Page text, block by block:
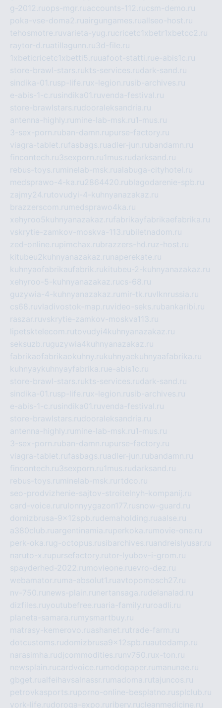
g-2012.ruops-mgr.ruaccounts-112.rucsm-demo.ru
poka-vse-doma2.ruairgungames.ruallseo-host.ru
tehosmotre.ruvarieta-yug.rucricetc1xbetr1xbetcc2.ru
raytor-d.ruatillagunn.ru3d-file.ru
1xbeticricetc1xbetti5.ruuafoot-statti.rue-abis1c.ru
store-brawl-stars.rukts-services.rudark-sand.ru
sindika-01.rusp-life.rux-legion.rusib-archives.ru
e-abis-1-c.rusindika01.ruvenda-festival.ru
store-brawlstars.rudooraleksandria.ru
antenna-highly.ru mine-lab-msk.ru1-mus.ru
3-sex-porn.ruban-damn.rupurse-factory.ru
viagra-tablet.rufasbags.ruadler-jun.rubandamn.ru
fincontech.ru3sexporn.ru1mus.rudarksand.ru
rebus-toys.ru minelab-msk.rualabuga-cityhotel.ru
medsprawo-4-ka.ru2864420.rublagodarenie-spb.ru
zajmy24.rutovudyi-4-kuhnyanazakaz.ru
brazzerscom.ru medsprawo4ka.ru
xehyroo5kuhnyanazakaz.rufabrikayfabrikaefabrika.ru
vskrytie-zamkov-moskva-113.rubiletnadom.ru
zed-online.rupimchax.rubrazzers-hd.ruz-host.ru
kitubeu2kuhnyanazakaz.ru naperekate.ru
kuhnyaofabrikaufabrik.rukitubeu-2-kuhnyanazakaz.ru
xehyroo-5-kuhnyanazakaz.rucs-68.ru
guzywia-4-kuhnyanazakaz.ru mir-tk.ruvlknrussia.ru
cs68.ruvladivostok-map.ruvideo-seks.rubankaribi.ru
raszar.ruvskrytie-zamkov-moskva113.ru
lipetsktelecom.rutovudyi4kuhnyanazakaz.ru
seksuzb.ruguzywia4kuhnyanazakaz.ru
fabrikaofabrikaokuhny.rukuhnyaekuhnyaafabrika.ru
kuhnyaykuhnyayfabrika.rue-abis1c.ru
store-brawl-stars.rukts-services.rudark-sand.ru
sindika-01.rusp-life.rux-legion.rusib-archives.ru
e-abis-1-c.rusindika01.ruvenda-festival.ru
store-brawlstars.rudooraleksandria.ru
antenna-highly.ru mine-lab-msk.ru1-mus.ru
3-sex-porn.ruban-damn.rupurse-factory.ru
viagra-tablet.rufasbags.ruadler-jun.rubandamn.ru
fincontech.ru3sexporn.ru1mus.rudarksand.ru
rebus-toys.ru minelab-msk.ru rtdco.ru
seo-prodvizhenie-sajtov-stroitelnyh-kompanij.ru
card-voice.ru rulonnyygazon177.rusnow-guard.ru
domizbrusa-9x12spb.rudemaholding.ruaalse.ru
a380club.ruargentinamia.ruperkoka.ru movie-one.ru
perk-oka.rug-octopus.rusibarchives.ruandreislyusar.ru
naruto-x.rupursefactory.rutor-lyubov-i-grom.ru
spayderhed-2022.ru movieone.ruevro-dez.ru
webamator.ru ma-absolut1.ruavtopomosch27.ru
nv-750.ru news-plain.ru nertansaga.rudelanalad.ru
dizfiles.ruyoutubefree.ruaria-family.ru roadli.ru
planeta-samara.ru mysmartbuy.ru
matrasy-kemerovo.ruashanet.rutrade-farm.ru
dotcustoms.rudomizbrusa9x12spb.ruautodamp.ru
narasimha.rudjcommodities.ru nv750.rux-ton.ru
newsplain.rucardvoice.ru modopaper.ru manunae.ru
gbget.rualfeihavsalnassr.ru madoma.rutajuncos.ru
petrovkasports.ruporno-online-besplatno.rusplclub.ru
york-life.rudoroga-expo.ru ribery.rucleanmedicine.ru